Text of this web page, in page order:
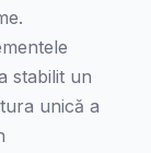
stabilit un
unică a